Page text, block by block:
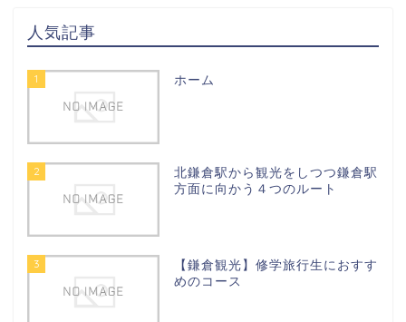
人気記事
1 ホーム
2
北鎌倉駅から観光をしつつ鎌倉駅
方面に向かう４つのルート
3
【鎌倉観光】修学旅行生におすす
めのコース